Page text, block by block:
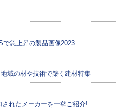
で急上昇の製品画像2023
域の材や技術で築く建材特集
されたメーカーを一挙ご紹介!